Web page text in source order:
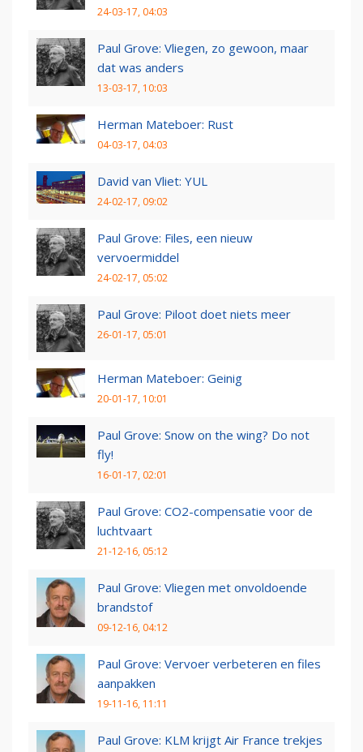
24-03-17, 04:03
Paul Grove: Vliegen, zo gewoon, maar
dat was anders
13-03-17, 10:03
Herman Mateboer: Rust
04-03-17, 04:03
David van Vliet: YUL
24-02-17, 09:02
Paul Grove: Files, een nieuw
vervoermiddel
24-02-17, 05:02
Paul Grove: Piloot doet niets meer
26-01-17, 05:01
Herman Mateboer: Geinig
20-01-17, 10:01
Paul Grove: Snow on the wing? Do not
fly!
16-01-17, 02:01
Paul Grove: CO2-compensatie voor de
luchtvaart
21-12-16, 05:12
Paul Grove: Vliegen met onvoldoende
brandstof
09-12-16, 04:12
Paul Grove: Vervoer verbeteren en files
aanpakken
19-11-16, 11:11
Paul Grove: KLM krijgt Air France trekjes